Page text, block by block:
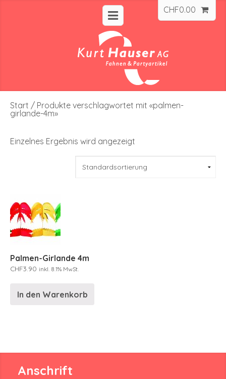
CHF0.00
Start / Produkte verschlagwortet mit «palmen-
girlande-4m»
Einzelnes Ergebnis wird angezeigt
Palmen-Girlande 4m
CHF3.90 inkl. 8.1% MwSt.
In den Warenkorb
Anschrift